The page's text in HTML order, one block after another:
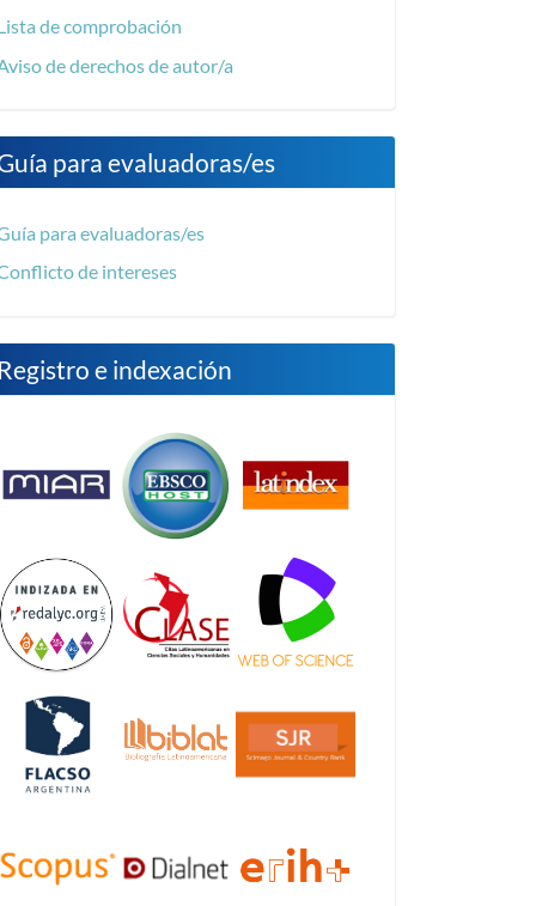
de comprobación
de derechos de autor/a
para evaluadoras/es
para evaluadoras/es
de intereses
Registro e indexación